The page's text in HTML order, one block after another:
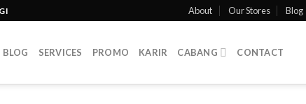
About Our Stores Blog
BLOG SERVICES PROMO KARIR CABANG CONTACT